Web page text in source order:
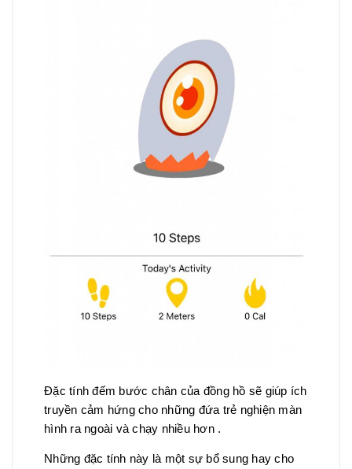
Đặc tính đếm bước chân của đồng hồ sẽ giúp ích
truyền cảm hứng cho những đứa trẻ nghiện màn
hình ra ngoài và chạy nhiều hơn .
Những đặc tính này là một sự bổ sung hay cho